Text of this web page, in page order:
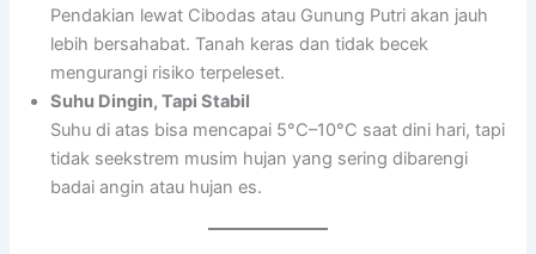
Pendakian lewat Cibodas atau Gunung Putri akan jauh
lebih bersahabat. Tanah keras dan tidak becek
mengurangi risiko terpeleset.
Suhu Dingin, Tapi Stabil
Suhu di atas bisa mencapai 5°C–10°C saat dini hari, tapi
tidak seekstrem musim hujan yang sering dibarengi
badai angin atau hujan es.